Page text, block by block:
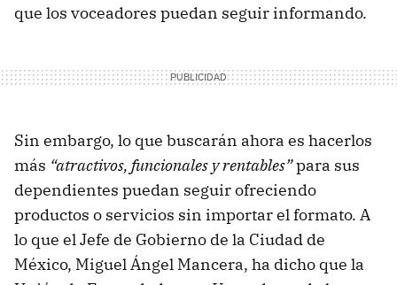
que los voceadores puedan seguir informando.
Sin embargo, lo que buscarán ahora es hacerlos
más “atractivos, funcionales y rentables”para sus
dependientes puedan seguir ofreciendo
productos o servicios sin importar el formato. A
lo que el Jefe de Gobierno de la Ciudad de
México, Miguel Ángel Mancera, ha dicho que la